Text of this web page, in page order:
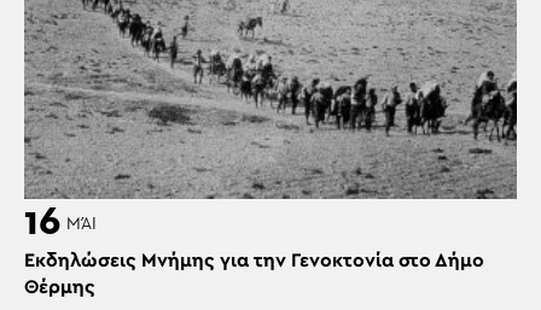
16 ΜΆΙ
Εκδηλώσεις Μνήμης για την Γενοκτονία στο Δήμο
Θέρμης